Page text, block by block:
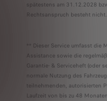
spätestens am 31.12.2028
Rechtsanspruch besteht nicht.
** Dieser Service umfasst die
Assistance sowie die
Garantie- & Serviceheft (oder
normale Nutzung des
teilnehmenden, autorisierten
Laufzeit von bis zu 48